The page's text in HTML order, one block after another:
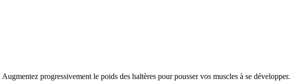
progressivement le poids des haltères pour pousser vos muscles à se développer.